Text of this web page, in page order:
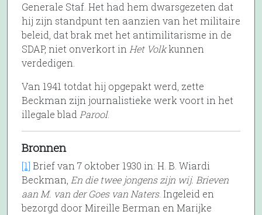
Generale Staf. Het had hem dwarsgezeten dat
hij zijn standpunt ten aanzien van het militaire
beleid, dat brak met het antimilitarisme in de
SDAP, niet onverkort in Het Volkkunnen
verdedigen.
Van 1941 totdat hij opgepakt werd, zette
Beckman zijn journalistieke werk voort in het
illegale blad Parool.
Bronnen
[1] Brief van 7 oktober 1930 in: H. B. Wiardi
Beckman, En die twee jongens zijn wij. Brieven
aan M. van der Goes van Naters. Ingeleid en
bezorgd door Mireille Berman en Marijke